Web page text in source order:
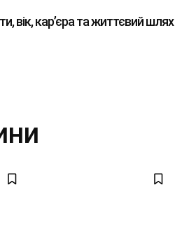
вік, кар’єра та життєвий шлях